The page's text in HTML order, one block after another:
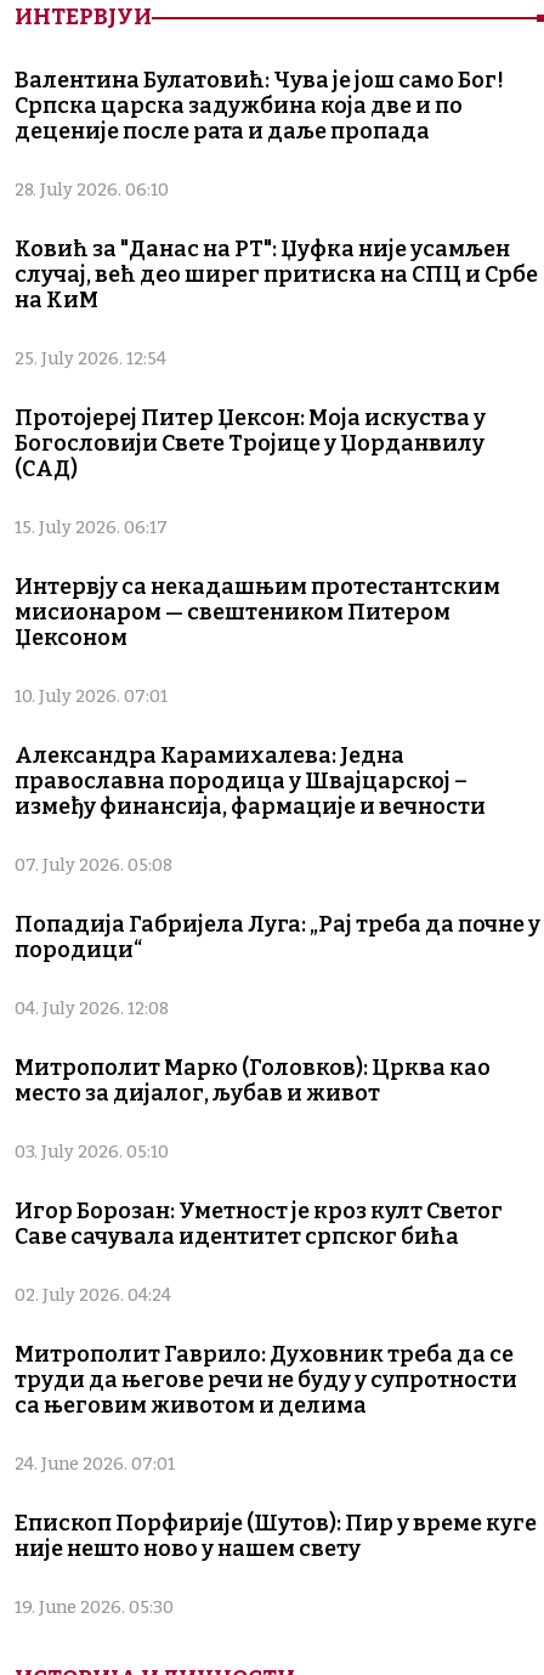
ИНТЕРВЈУИ
Валентина Булатовић: Чува је још само Бог!
Српска царска задужбина која две и по
деценије после рата и даље пропада
28. July 2026. 06:10
Ковић за "Данас на РТ": Џуфка није усамљен
случај, већ део ширег притиска на СПЦ и Србе
на КиМ
25. July 2026. 12:54
Протојереј Питер Џексон: Моја искуства у
Богословији Свете Тројице у Џорданвилу
(САД)
15. July 2026. 06:17
Интервју са некадашњим протестантским
мисионаром — свештеником Питером
Џексоном
10. July 2026. 07:01
Александра Карамихалева: Једна
православна породица у Швајцарској –
између финансија, фармације и вечности
07. July 2026. 05:08
Попадија Габријела Луга: „Рај треба да почне у
породици“
04. July 2026. 12:08
Митрополит Марко (Головков): Црква као
место за дијалог, љубав и живот
03. July 2026. 05:10
Игор Борозан: Уметност је кроз култ Светог
Саве сачувала идентитет српског бића
02. July 2026. 04:24
Митрополит Гаврило: Духовник треба да се
труди да његове речи не буду у супротности
са његовим животом и делима
24. June 2026. 07:01
Епископ Порфирије (Шутов): Пир у време куге
није нешто ново у нашем свету
19. June 2026. 05:30